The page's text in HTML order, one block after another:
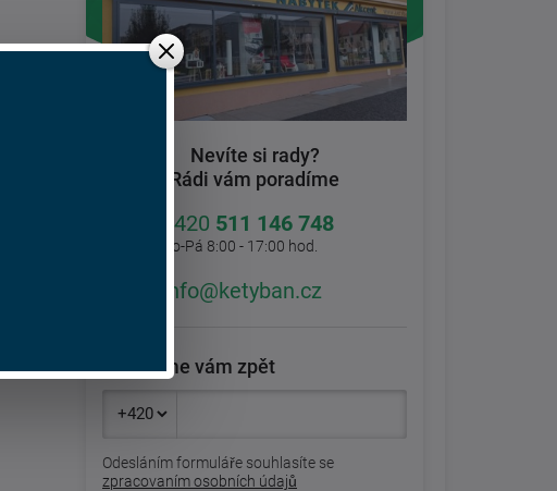
Nevíte si rady?
Rádi vám poradíme
+420 511 146 748
Po-Pá 8:00 - 17:00 hod.
info@ketyban.cz
Zavoláme vám zpět
Odesláním formuláře souhlasíte se
zpracovaním osobních údajů